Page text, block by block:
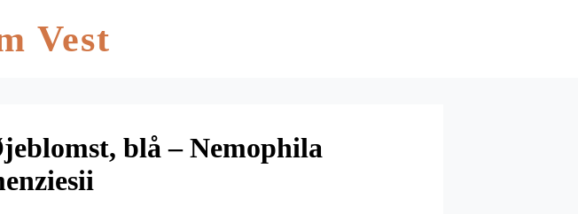
Vest
blå – Nemophila